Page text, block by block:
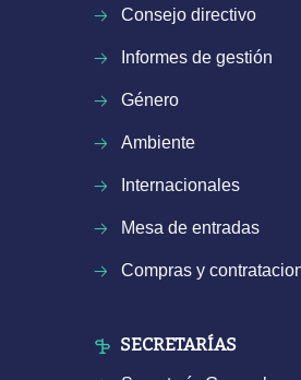
Consejo directivo
Informes de gestión
Género
Ambiente
Internacionales
Mesa de entradas
Compras y
SECRETARÍAS